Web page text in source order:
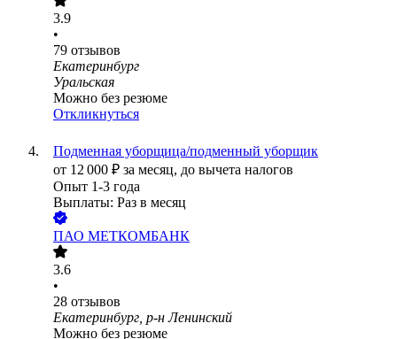
3.9
•
79 отзывов
Екатеринбург
Уральская
Можно без резюме
Откликнуться
Подменная уборщица/подменный уборщик
от 12 000 ₽ за месяц, до вычета налогов
Опыт 1-3 года
Выплаты: Раз в месяц
ПАО МЕТКОМБАНК
3.6
•
28 отзывов
Екатеринбург, р-н Ленинский
Можно без резюме